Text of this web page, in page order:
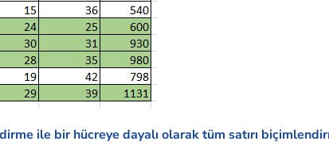
ile bir hücreye dayalı olarak tüm satırı